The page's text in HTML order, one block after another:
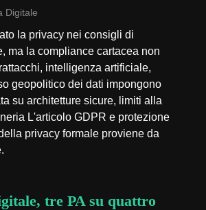
Digitale
la privacy nei consigli di
ma la compliance cartacea non
intelligenza artificiale,
geopolitico dei dati impongono
su architetture sicure, limiti alla
L'articolo GDPR e protezione
privacy formale proviene da
tre PA su quattro